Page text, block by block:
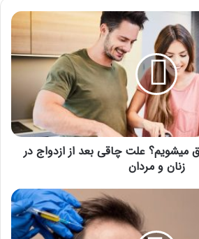
میشویم؟ علت چاقی بعد از ازدواج در
زنان و مردان